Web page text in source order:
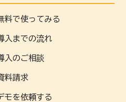
料で使ってみる
入までの流れ
入のご相談
料請求
モを依頼する